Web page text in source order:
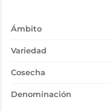
Ámbito
Variedad
Cosecha
Denominación